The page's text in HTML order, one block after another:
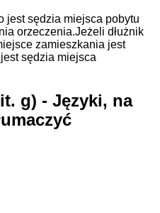
jest sędzia miejsca pobytu
orzeczenia.Jeżeli dłużnik
zamieszkania jest
sędzia miejsca
g) - Języki, na